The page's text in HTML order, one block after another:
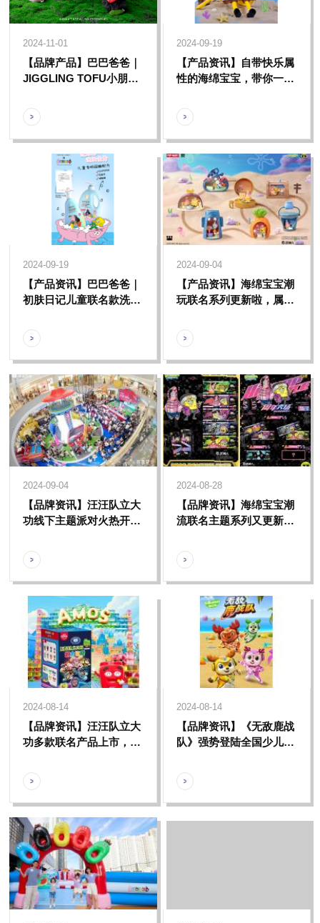
2024-11-01
【品牌产品】巴巴爸爸｜
JIGGLING TOFU小朋友
的“心巴”代言人呢？
2024-09-19
【产品资讯】自带快乐属
性的海绵宝宝，带你一起
间
2024-09-19
【产品资讯】巴巴爸爸｜
初肤日记儿童联名款洗护
健康成长
2024-09-04
【产品资讯】海绵宝宝潮
玩联名系列更新啦，属于
袭~
2024-09-04
【品牌资讯】汪汪队立大
功线下主题派对火热开
市联萌救援！
2024-08-28
【品牌资讯】海绵宝宝潮
流联名主题系列又更新
宝宝潮流风尚
2024-08-14
【品牌资讯】汪汪队立大
功多款联名产品上市，让
2024-08-14
【品牌资讯】《无敌鹿战
队》强势登陆全国少儿频
冠军，多次荣登全国动画
片收视率榜单前三名！